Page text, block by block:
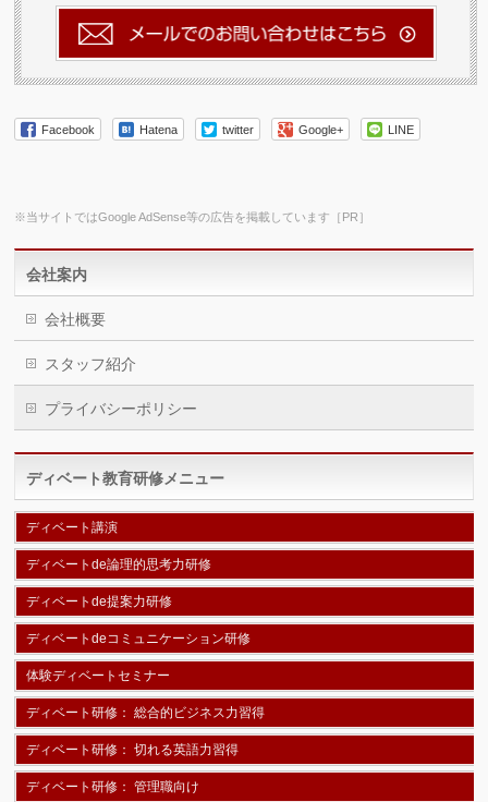
Facebook Hatena twitter Google+ LINE
※当サイトではGoogle AdSense等の広告を掲載しています［PR］
会社案内
会社概要
スタッフ紹介
プライバシーポリシー
ディベート教育研修メニュー
ディベート講演
ディベートde論理的思考力研修
ディベートde提案力研修
ディベートdeコミュニケーション研修
体験ディベートセミナー
ディベート研修： 総合的ビジネス力習得
ディベート研修： 切れる英語力習得
ディベート研修： 管理職向け